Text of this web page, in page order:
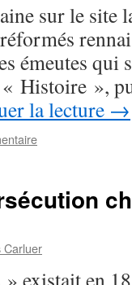
sur le site
émeutes qui
Histoire »,
la lecture →
Carluer
existait en